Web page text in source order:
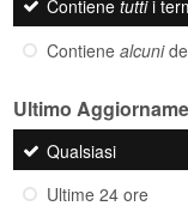
Contiene tuttii
Contiene alcuni
Ultimo
Qualsiasi
Ultime 24 ore